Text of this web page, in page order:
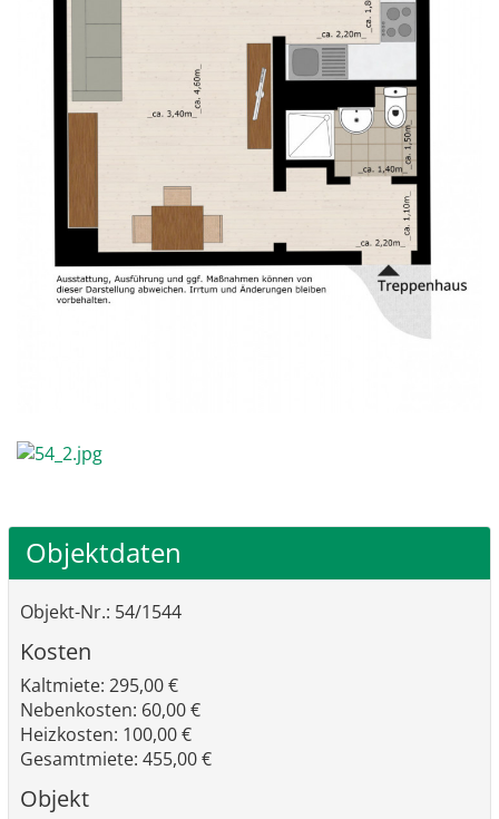
Objektdaten
Objekt-Nr.: 54/1544
Kosten
Kaltmiete: 295,00 €
Nebenkosten: 60,00 €
Heizkosten: 100,00 €
Gesamtmiete: 455,00 €
Objekt